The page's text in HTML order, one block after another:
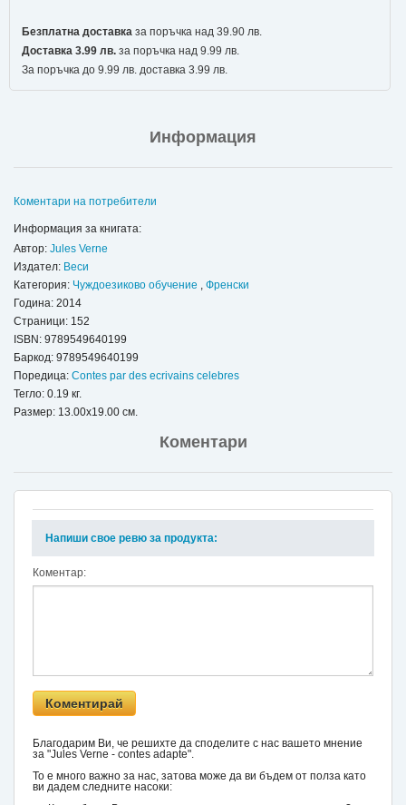
Безплатна доставказа поръчка над 39.90 лв.
Доставка 3.99 лв.за поръчка над 9.99 лв.
За поръчка до 9.99 лв. доставка 3.99 лв.
Информация
Коментари на потребители
Информация за книгата:
Автор: Jules Verne
Издател: Веси
Категория: Чуждоезиково обучение
Френски
Година: 2014
Страници: 152
ISBN: 9789549640199
Баркод: 9789549640199
Поредица: Contes par des ecrivains celebres
Тегло: 0.19 кг.
Размер: 13.00x19.00 см.
Коментари
Напиши свое ревю за продукта:
Коментар:
Благодарим Ви, че решихте да споделите с нас вашето мнение
за "Jules Verne - contes adapte".
То е много важно за нас, затова може да ви бъдем от полза като
ви дадем следните насоки: